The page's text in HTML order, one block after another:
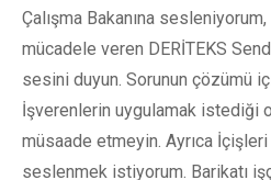
Çalışma Bakanına
mücadele veren DERİTEKS
sesini duyun. Sorunun çözümü
İşverenlerin uygulamak istediği
müsaade etmeyin. Ayrıca İçişleri
seslenmek istiyorum. Barikatı